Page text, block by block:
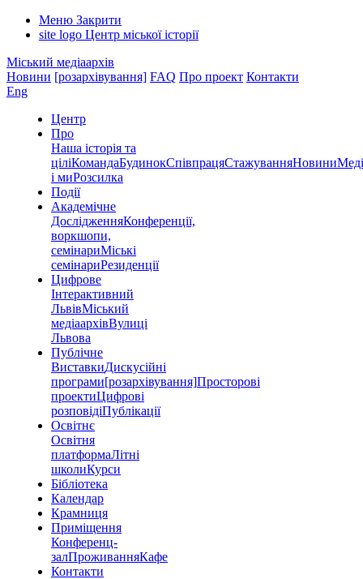
Меню Закрити
site logo Центр міської історії
Міський медіаархів
Новини [розархівування] FAQ Про проект Контакти
Eng
Центр
Про
Наша історія та
ціліКомандаБудинокСпівпрацяСтажуванняНовини
і миРозсилка
Події
Академічне
ДослідженняКонференції,
воркшопи,
семінариМіські
семінариРезиденції
Цифрове
Інтерактивний
ЛьвівМіський
медіаархівВулиці
Львова
Публічне
ВиставкиДискусійні
програми[розархівування]Просторові
проектиЦифрові
розповідіПублікації
Освітнє
Освітня
платформаЛітні
школиКурси
Бібліотека
Календар
Крамниця
Приміщення
Конференц-
залПроживанняКафе
Контакти